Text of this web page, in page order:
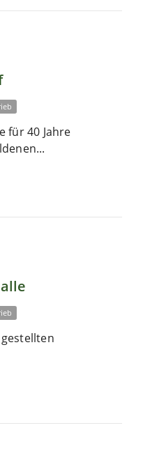
für 40 Jahre